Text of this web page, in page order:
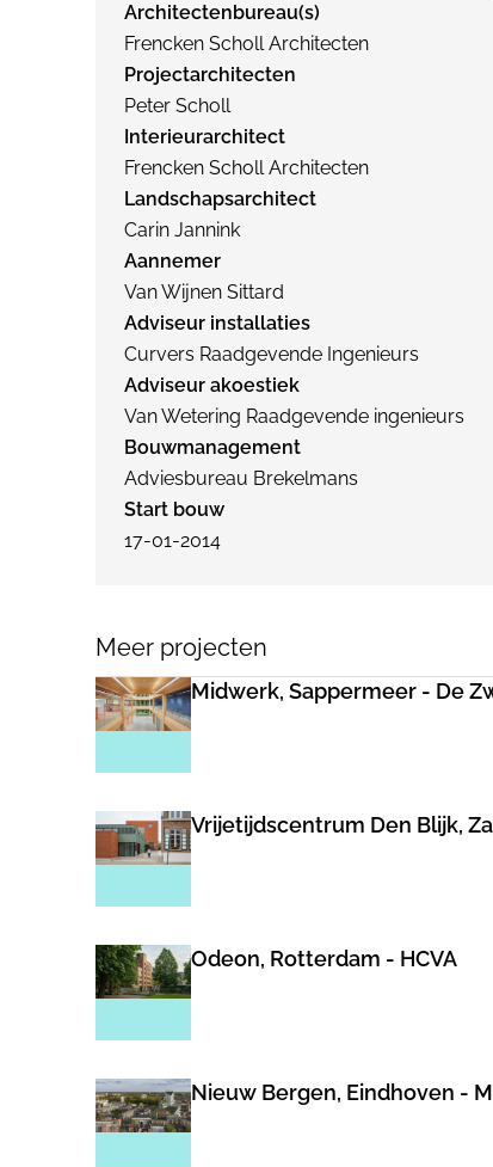
Architectenbureau(s)
Frencken Scholl Architecten
Projectarchitecten
Peter Scholl
Interieurarchitect
Frencken Scholl Architecten
Landschapsarchitect
Carin Jannink
Aannemer
Van Wijnen Sittard
Adviseur installaties
Curvers Raadgevende Ingenieurs
Adviseur akoestiek
Van Wetering Raadgevende ingenieurs
Bouwmanagement
Adviesbureau Brekelmans
Start bouw
17-01-2014
Meer projecten
Midwerk, Sappermeer - De
Vrijetijdscentrum Den Blijk,
Odeon, Rotterdam - HCVA
Nieuw Bergen, Eindhoven -